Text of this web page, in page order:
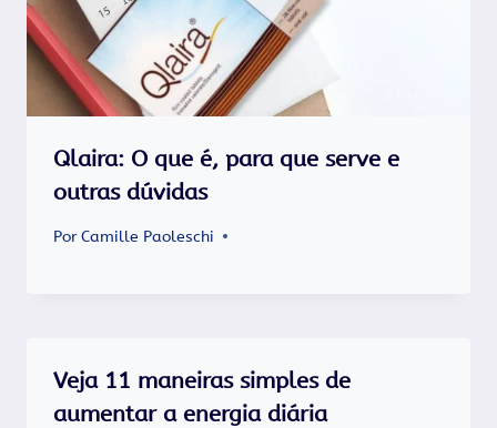
Qlaira: O que é, para que serve e
outras dúvidas
PorCamille Paoleschi
Veja 11 maneiras simples de
aumentar a energia diária